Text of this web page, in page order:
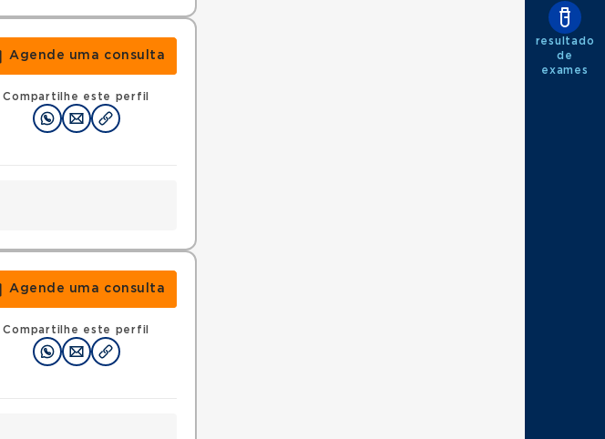
Agende uma consulta
Compartilhe este perfil
Agende uma consulta
Compartilhe este perfil
resultado
de
exames